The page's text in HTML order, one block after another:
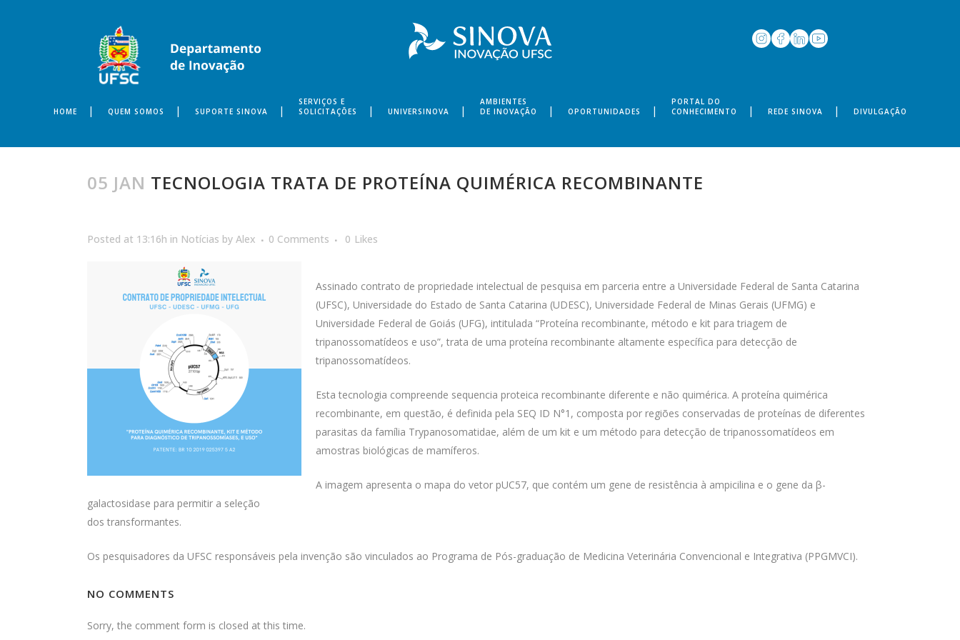
HOME QUEM SOMOS SUPORTE SINOVA
SERVIÇOS E
SOLICITAÇÕES
UNIVERSINOVA
AMBIENTES
DE INOVAÇÃO
OPORTUNIDADES
PORTAL DO
CONHECIMENTO
REDE SINOVA DIVULGAÇÃO
05 JAN TECNOLOGIA TRATA DE PROTEÍNA QUIMÉRICA RECOMBINANTE
Posted at 13:16h in Notícias by Alex 0 Comments 0 Likes
Assinado contrato de propriedade intelectual de pesquisa em parceria entre a Universidade Federal de Santa Catarina
(UFSC), Universidade do Estado de Santa Catarina (UDESC), Universidade Federal de Minas Gerais (UFMG) e
Universidade Federal de Goiás (UFG), intitulada “Proteína recombinante, método e kit para triagem de
tripanossomatídeos e uso”, trata de uma proteína recombinante altamente específica para detecção de
tripanossomatídeos.
Esta tecnologia compreende sequencia proteica recombinante diferente e não quimérica. A proteína quimérica
recombinante, em questão, é definida pela SEQ ID N°1, composta por regiões conservadas de proteínas de diferentes
parasitas da família Trypanosomatidae, além de um kit e um método para detecção de tripanossomatídeos em
amostras biológicas de mamíferos.
A imagem apresenta o mapa do vetor pUC57, que contém um gene de resistência à ampicilina e o gene da β-
galactosidase para permitir a seleção
dos transformantes.
Os pesquisadores da UFSC responsáveis pela invenção são vinculados ao Programa de Pós-graduação de Medicina Veterinária Convencional e Integrativa (PPGMVCI).
NO COMMENTS
Sorry, the comment form is closed at this time.